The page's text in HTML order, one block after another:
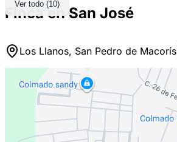
Ver todo (10)
Finca en San José
Los Llanos, San Pedro de Macorís